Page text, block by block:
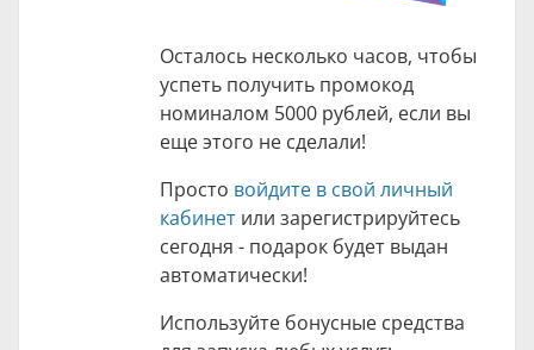
Осталось несколько часов, чтобы
успеть получить промокод
номиналом 5000 рублей, если вы
еще этого не сделали!
Просто войдите в свой личный
кабинет или зарегистрируйтесь
сегодня - подарок будет выдан
автоматически!
Используйте бонусные средства